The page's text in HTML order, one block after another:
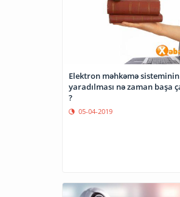
Elektron məhkəmə sisteminin
yaradılması nə zaman başa
?
05-04-2019